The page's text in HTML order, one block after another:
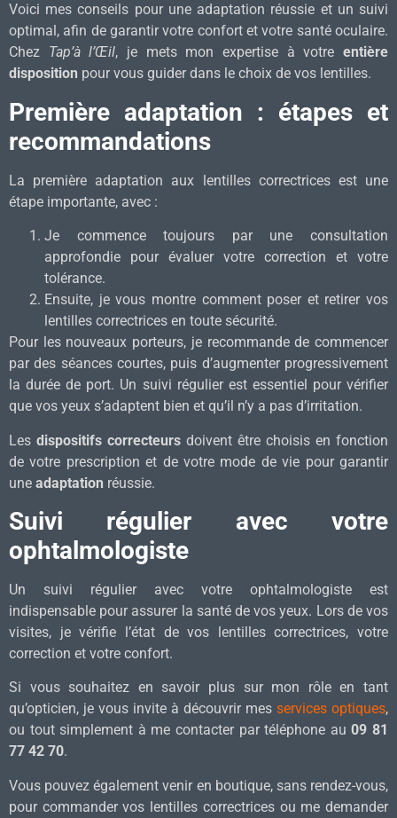
Voici mes conseils pour une adaptation réussie et un suivi
optimal, afin de garantir votre confort et votre santé oculaire.
Chez Tap’à l’Œil, je mets mon expertise à votreentière
disposition pour vous guider dans le choix de vos lentilles.
Première adaptation : étapes et
recommandations
La première adaptation aux lentilles correctrices est une
étape importante, avec :
Je commence toujours par une consultation
approfondie pour évaluer votre correction et votre
tolérance.
Ensuite, je vous montre comment poser et retirer vos
lentilles correctrices en toute sécurité.
Pour les nouveaux porteurs, je recommande de commencer
par des séances courtes, puis d’augmenter progressivement
la durée de port. Un suivi régulier est essentiel pour vérifier
que vos yeux s’adaptent bien et qu’il n’y a pas d’irritation.
Les dispositifs correcteurs doivent être choisis en fonction
de votre prescription et de votre mode de vie pour garantir
une adaptation réussie.
Suivi régulier avec votre
ophtalmologiste
Un suivi régulier avec votre ophtalmologiste est
indispensable pour assurer la santé de vos yeux. Lors de vos
visites, je vérifie l’état de vos lentilles correctrices, votre
correction et votre confort.
Si vous souhaitez en savoir plus sur mon rôle en tant
qu’opticien, je vous invite à découvrir mes services optiques,
ou tout simplement à me contacter par téléphone au09 81
77 42 70.
Vous pouvez également venir en boutique, sans rendez-vous,
pour commander vos lentilles correctrices ou me demander